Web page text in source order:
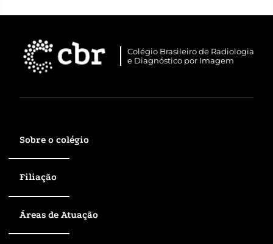
Colégio Brasileiro de Radiologia
e Diagnóstico por Imagem
Sobre o colégio
Filiação
Áreas de Atuação